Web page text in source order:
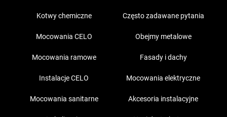
Kotwy chemiczne Często zadawane pytania
Mocowania CELO Obejmy metalowe
Mocowania ramowe Fasady i dachy
Instalacje CELO Mocowania elektryczne
Mocowania sanitarne Akcesoria instalacyjne